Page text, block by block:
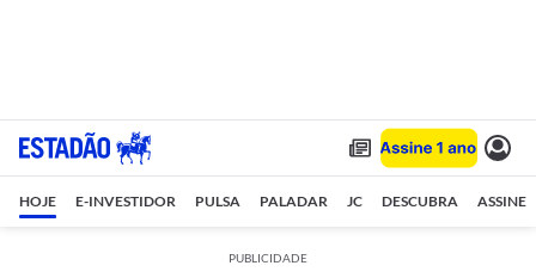
HOJE E-INVESTIDOR PULSA PALADAR JC DESCUBRA ASSINE
PUBLICIDADE